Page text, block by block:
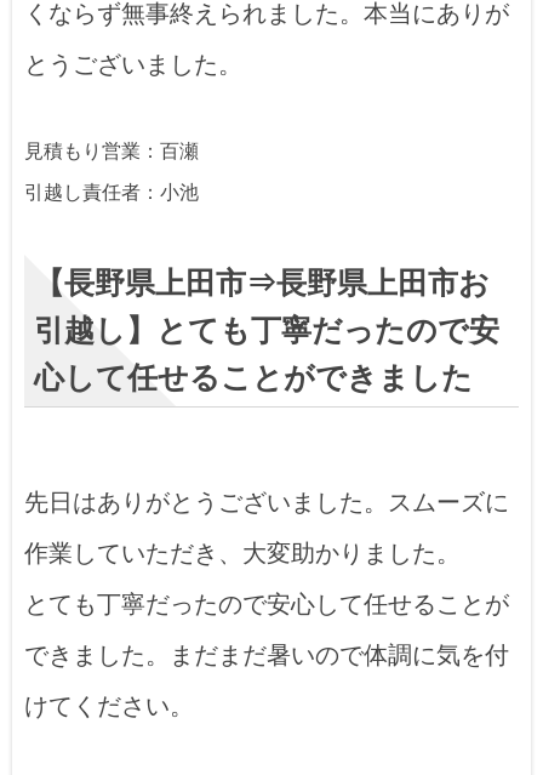
くならず無事終えられました。本当にありが
とうございました。
見積もり営業：百瀬
引越し責任者：小池
【長野県上田市⇒長野県上田市お
引越し】とても丁寧だったので安
心して任せることができました
先日はありがとうございました。スムーズに
作業していただき、大変助かりました。
とても丁寧だったので安心して任せることが
できました。まだまだ暑いので体調に気を付
けてください。